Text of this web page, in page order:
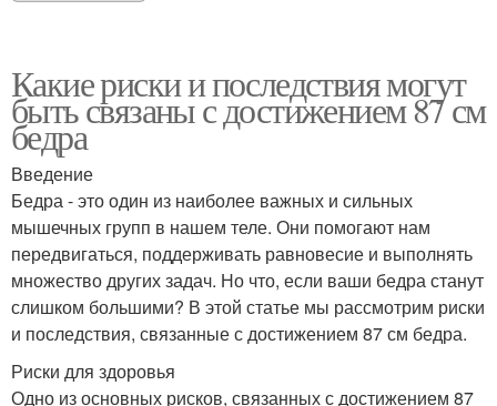
Какие риски и последствия могут
быть связаны с достижением 87 см
бедра
Введение
Бедра - это один из наиболее важных и сильных
мышечных групп в нашем теле. Они помогают нам
передвигаться, поддерживать равновесие и выполнять
множество других задач. Но что, если ваши бедра станут
слишком большими? В этой статье мы рассмотрим риски
и последствия, связанные с достижением 87 см бедра.
Риски для здоровья
Одно из основных рисков, связанных с достижением 87